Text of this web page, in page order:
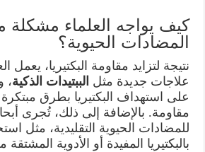
كيف يواجه العلماء مشكلة
المضادات الحيوية؟
نتيجة لتزايد مقاومة البكتيريا، يعمل
علاجات جديدة مثل الببتيدات الذكية،
على استهداف البكتيريا بطرق
مقاومة. بالإضافة إلى ذلك، تُجرى
للمضادات الحيوية التقليدية، مثل
بالبكتيريا المفيدة أو الأدوية